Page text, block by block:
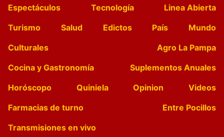
Espectáculos
Tecnología
Linea Abierta
Turismo
Salud Edictos País
Mundo
Culturales
Agro La Pampa
Cocina y Gastronomía
Suplementos Anuales
Horóscopo
Quiniela Opinion
Videos
Farmacias de turno
Entre Pocillos
Transmisiones en vivo